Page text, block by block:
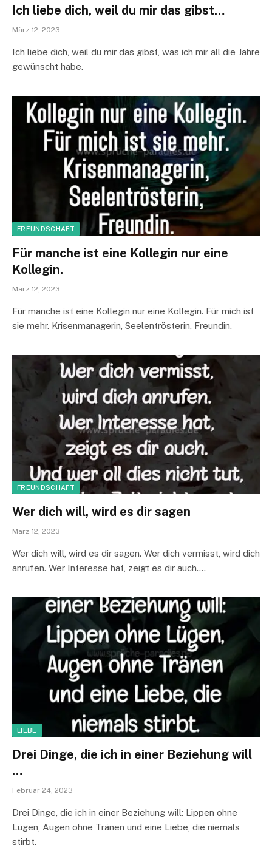
Ich liebe dich, weil du mir das gibst…
März 12, 2023
Ich liebe dich, weil du mir das gibst, was ich mir all die Jahre
gewünscht habe.
FREUNDSCHAFT
Für manche ist eine Kollegin nur eine
Kollegin.
März 12, 2023
Für manche ist eine Kollegin nur eine Kollegin. Für mich ist
sie mehr. Krisenmanagerin, Seelentrösterin, Freundin.
FREUNDSCHAFT
Wer dich will, wird es dir sagen
März 12, 2023
Wer dich will, wird es dir sagen. Wer dich vermisst, wird dich
anrufen. Wer Interesse hat, zeigt es dir auch.…
LIEBE
Drei Dinge, die ich in einer Beziehung will
…
Februar 24, 2023
Drei Dinge, die ich in einer Beziehung will: Lippen ohne
Lügen, Augen ohne Tränen und eine Liebe, die niemals
stirbt.